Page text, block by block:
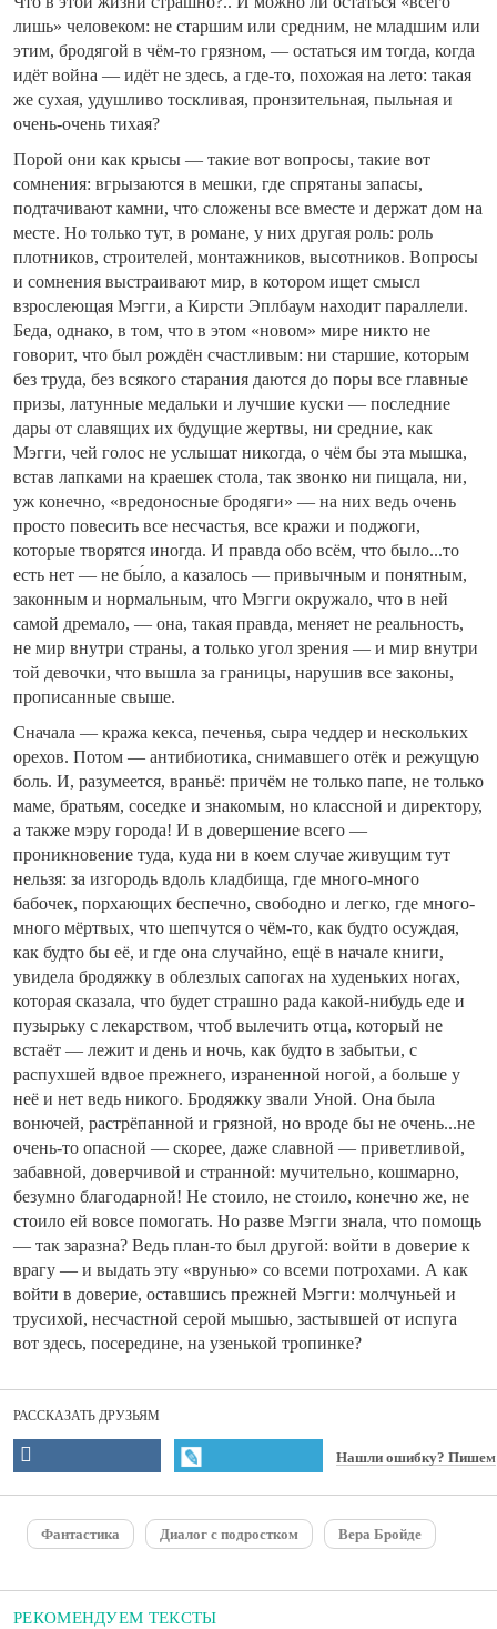
лишь» человеком: не старшим или средним, не младшим или
этим, бродягой в чём-то грязном, — остаться им тогда, когда
идёт война — идёт не здесь, а где-то, похожая на лето: такая
же сухая, удушливо тоскливая, пронзительная, пыльная и
очень-очень тихая?
Порой они как крысы — такие вот вопросы, такие вот
сомнения: вгрызаются в мешки, где спрятаны запасы,
подтачивают камни, что сложены все вместе и держат дом на
месте. Но только тут, в романе, у них другая роль: роль
плотников, строителей, монтажников, высотников. Вопросы
и сомнения выстраивают мир, в котором ищет смысл
взрослеющая Мэгги, а Кирсти Эплбаум находит параллели.
Беда, однако, в том, что в этом «новом» мире никто не
говорит, что был рождён счастливым: ни старшие, которым
без труда, без всякого старания даются до поры все главные
призы, латунные медальки и лучшие куски — последние
дары от славящих их будущие жертвы, ни средние, как
Мэгги, чей голос не услышат никогда, о чём бы эта мышка,
встав лапками на краешек стола, так звонко ни пищала, ни,
уж конечно, «вредоносные бродяги» — на них ведь очень
просто повесить все несчастья, все кражи и поджоги,
которые творятся иногда. И правда обо всём, что было...то
есть нет — не бы́ло, а казалось — привычным и понятным,
законным и нормальным, что Мэгги окружало, что в ней
самой дремало, — она, такая правда, меняет не реальность,
не мир внутри страны, а только угол зрения — и мир внутри
той девочки, что вышла за границы, нарушив все законы,
прописанные свыше.
Сначала — кража кекса, печенья, сыра чеддер и нескольких
орехов. Потом — антибиотика, снимавшего отёк и режущую
боль. И, разумеется, враньё: причём не только папе, не только
маме, братьям, соседке и знакомым, но классной и директору,
а также мэру города! И в довершение всего —
проникновение туда, куда ни в коем случае живущим тут
нельзя: за изгородь вдоль кладбища, где много-много
бабочек, порхающих беспечно, свободно и легко, где много-
много мёртвых, что шепчутся о чём-то, как будто осуждая,
как будто бы её, и где она случайно, ещё в начале книги,
увидела бродяжку в облезлых сапогах на худеньких ногах,
которая сказала, что будет страшно рада какой-нибудь еде и
пузырьку с лекарством, чтоб вылечить отца, который не
встаёт — лежит и день и ночь, как будто в забытьи, с
распухшей вдвое прежнего, израненной ногой, а больше у
неё и нет ведь никого. Бродяжку звали Уной. Она была
вонючей, растрёпанной и грязной, но вроде бы не очень...не
очень-то опасной — скорее, даже славной — приветливой,
забавной, доверчивой и странной: мучительно, кошмарно,
безумно благодарной! Не стоило, не стоило, конечно же, не
стоило ей вовсе помогать. Но разве Мэгги знала, что помощь
— так заразна? Ведь план-то был другой: войти в доверие к
врагу — и выдать эту «врунью» со всеми потрохами. А как
войти в доверие, оставшись прежней Мэгги: молчуньей и
трусихой, несчастной серой мышью, застывшей от испуга
вот здесь, посередине, на узенькой тропинке?
РАССКАЗАТЬ ДРУЗЬЯМ
Нашли ошибку? Пишем
Фантастика Диалог с подростком Вера Бройде
РЕКОМЕНДУЕМ ТЕКСТЫ